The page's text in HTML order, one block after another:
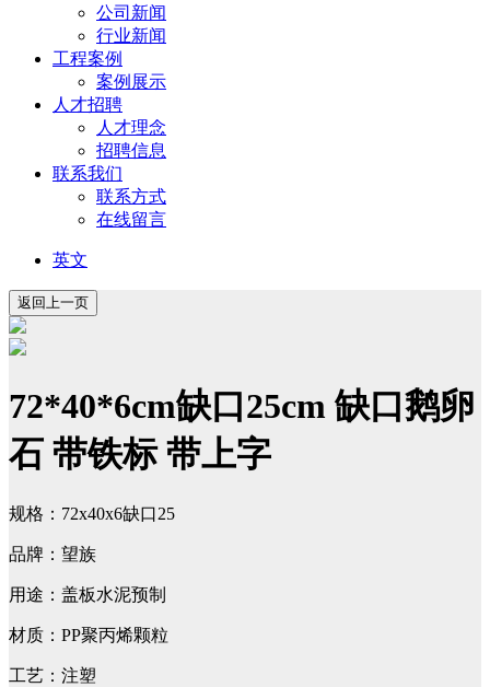
公司新闻
行业新闻
工程案例
案例展示
人才招聘
人才理念
招聘信息
联系我们
联系方式
在线留言
英文
72*40*6cm缺口25cm 缺口鹅卵
石 带铁标 带上字
规格：72x40x6缺口25
品牌：望族
用途：盖板水泥预制
材质：PP聚丙烯颗粒
工艺：注塑